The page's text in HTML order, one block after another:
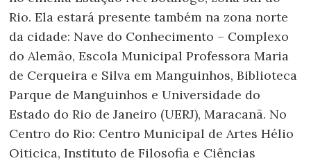
Rio. Ela estará presente também na zona norte
da cidade: Nave do Conhecimento – Complexo
do Alemão, Escola Municipal Professora Maria
de Cerqueira e Silva em Manguinhos, Biblioteca
Parque de Manguinhos e Universidade do
Estado do Rio de Janeiro (UERJ), Maracanã. No
Centro do Rio: Centro Municipal de Artes Hélio
Oiticica, Instituto de Filosofia e Ciências